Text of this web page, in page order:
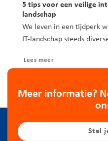
5 tips voor een veilige
landschap
We leven in een tijdperk
IT-landschap steeds
Lees meer
Meer informatie?
Stel